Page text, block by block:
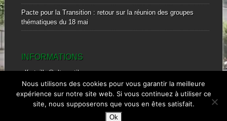
Pacte pour la Transition : retour sur la réunion des groupes
thématiques du 18 mai
INFORMATIONS
alfortville@alternatiba.eu
mobile : 0601828869
Nous utilisons des cookies pour vous garantir la meilleure
expérience sur notre site web. Si vous continuez à utiliser ce
site, nous supposerons que vous en êtes satisfait.
Ok